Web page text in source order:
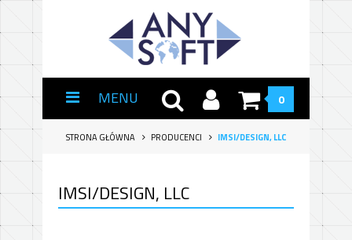
MENU 0
STRONA GŁÓWNA PRODUCENCI IMSI/DESIGN, LLC
IMSI/DESIGN, LLC